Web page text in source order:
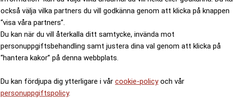
också välja vilka partners du vill godkänna genom att klicka på knappen
“visa våra partners”.
Du kan när du vill återkalla ditt samtycke, invända mot
personuppgiftsbehandling samt justera dina val genom att klicka på
“hantera kakor” på denna webbplats.
Du kan fördjupa dig ytterligare i vår cookie-policyoch vår
personuppgiftspolicy.